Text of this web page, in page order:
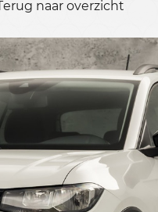
naar overzicht